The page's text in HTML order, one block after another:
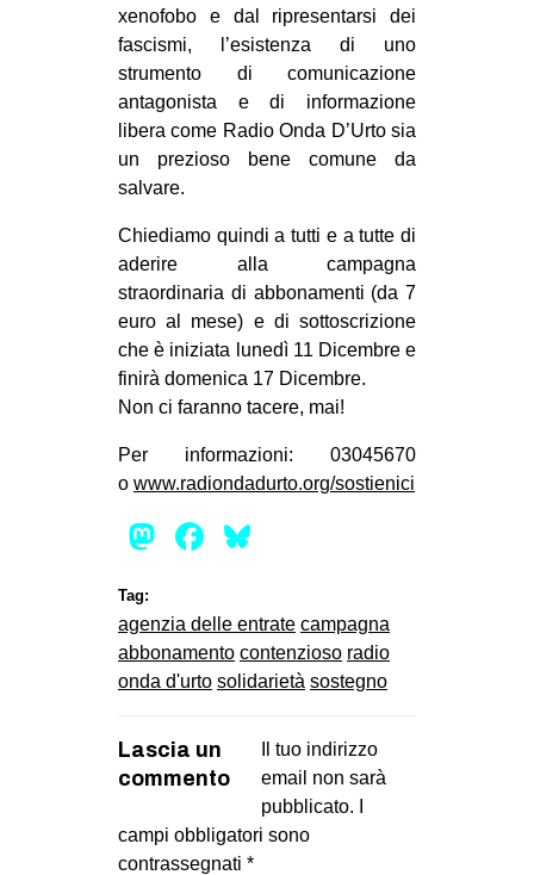
xenofobo e dal ripresentarsi dei
fascismi, l’esistenza di uno
strumento di comunicazione
antagonista e di informazione
libera come Radio Onda D’Urto sia
un prezioso bene comune da
salvare.
Chiediamo quindi a tutti e a tutte di
aderire alla campagna
straordinaria di abbonamenti (da 7
euro al mese) e di sottoscrizione
che è iniziata lunedì 11 Dicembre e
finirà domenica 17 Dicembre.
Non ci faranno tacere, mai!
Per informazioni: 03045670
o www.radiondadurto.org/sostienici
Mastodon
Facebook
Tag:
agenzia delle entrate campagna
abbonamento contenzioso radio
onda d'urto solidarietà sostegno
Lascia un
commento
Il tuo indirizzo
email non sarà
pubblicato.
campi obbligatori sono
contrassegnati *